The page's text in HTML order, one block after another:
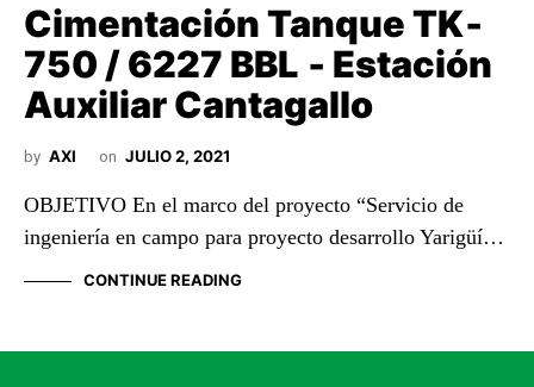
Cimentación Tanque TK‐
750 / 6227 BBL ‐ Estación
Auxiliar Cantagallo
by AXI on JULIO 2, 2021
OBJETIVO En el marco del proyecto “Servicio de
ingeniería en campo para proyecto desarrollo Yarigüí…
CONTINUE READING